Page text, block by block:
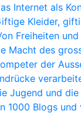
Internet als
Kleider,
Freiheiten
Macht des
der
Jugend und
1000 Blogs